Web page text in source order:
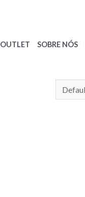
OUTLET SOBRE NÓS